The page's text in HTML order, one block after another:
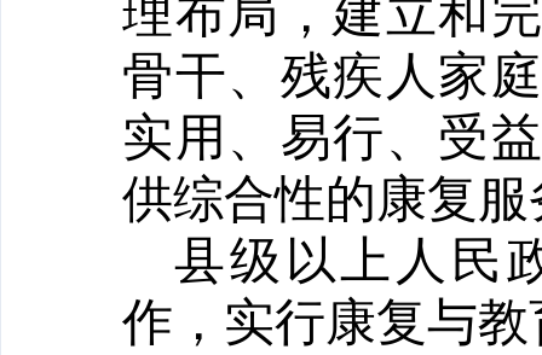
理布局，建立和
骨干、残疾人家
实用、易行、受
供综合性的康复服
县级以上人民
作，实行康复与